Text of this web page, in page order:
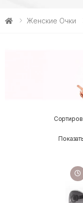
Женские Очки